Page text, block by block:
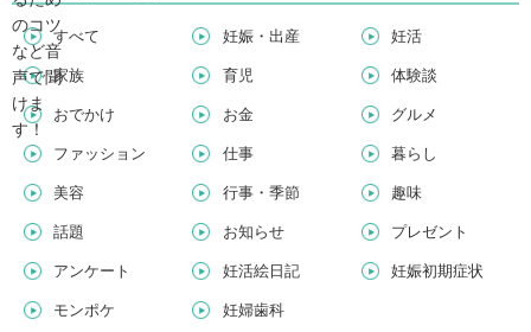
すべて 妊娠・出産 妊活
家族 育児 体験談
おでかけ お金 グルメ
ファッション 仕事 暮らし
美容 行事・季節 趣味
話題 お知らせ プレゼント
アンケート 妊活絵日記 妊娠初期症状
モンポケ 妊婦歯科